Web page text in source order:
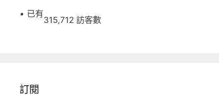
• 已有
315,712 訪客數
訂閱